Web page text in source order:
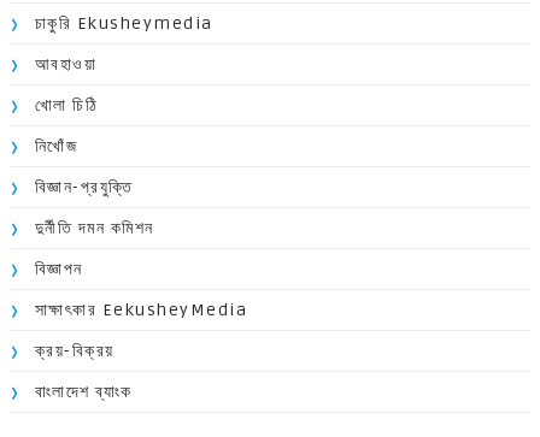
চাকুরি Ekusheymedia
আবহাওয়া
খোলা চিঠি
নিখোঁজ
বিজ্ঞান-প্রযুক্তি
দুর্নীতি দমন কমিশন
বিজ্ঞাপন
সাক্ষাৎকার EekusheyMedia
ক্রয়-বিক্রয়
বাংলাদেশ ব্যাংক